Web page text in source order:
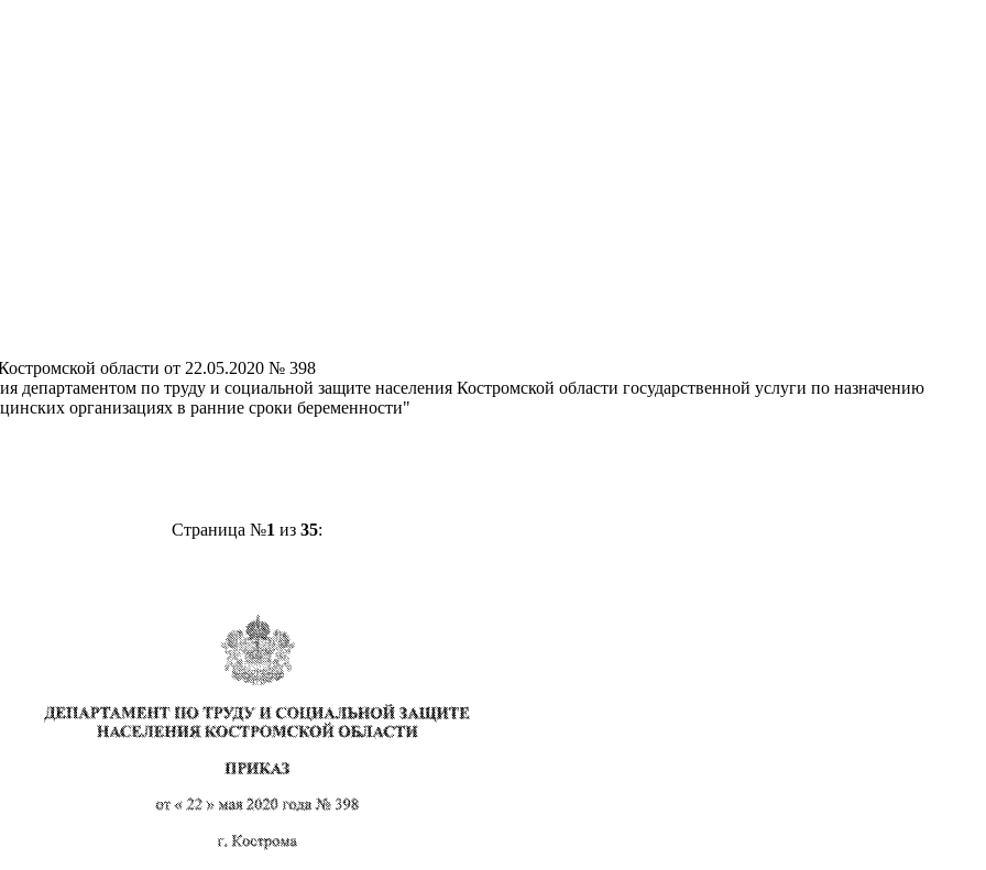
области от 22.05.2020 № 398
департаментом по труду и социальной защите населения Костромской области государственной услуги по назначению
организациях в ранние сроки беременности"
Страница №1 из 35: